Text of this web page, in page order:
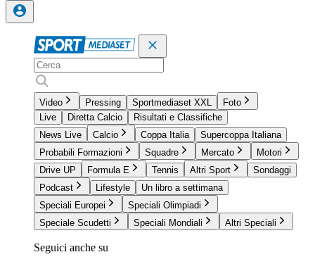
Video Pressing Sportmediaset XXL
Foto
Live
Diretta Calcio
Risultati e Classifiche
News Live
Calcio Coppa Italia
Supercoppa Italiana
Probabili Formazioni
Squadre Mercato
Motori
Drive UP
Formula E Tennis Altri Sport
Sondaggi
Podcast
Lifestyle
Un libro a settimana
Speciali Europei
Speciali Olimpiadi
Speciale Scudetti
Speciali Mondiali Altri Speciali
Seguici anche su